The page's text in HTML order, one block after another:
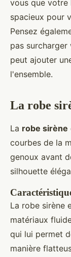
vous que votre
spacieux pour
Pensez
pas
peut ajouter
l'ensemble.
La robe
La robe sirène
courbes de la
genoux avant
silhouette
La robe sirène
matériaux
qui lui permet
manière